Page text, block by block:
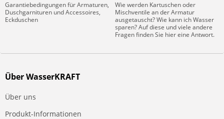
Garantiebedingungen für Armaturen,
Duschgarnituren und Accessoires,
Eckduschen
Wie werden Kartuschen oder
Mischventile an der Armatur
ausgetauscht? Wie kann ich Wasser
sparen? Auf diese und viele andere
Fragen finden Sie hier eine Antwort.
Über WasserKRAFT
Über uns
Produkt-Informationen